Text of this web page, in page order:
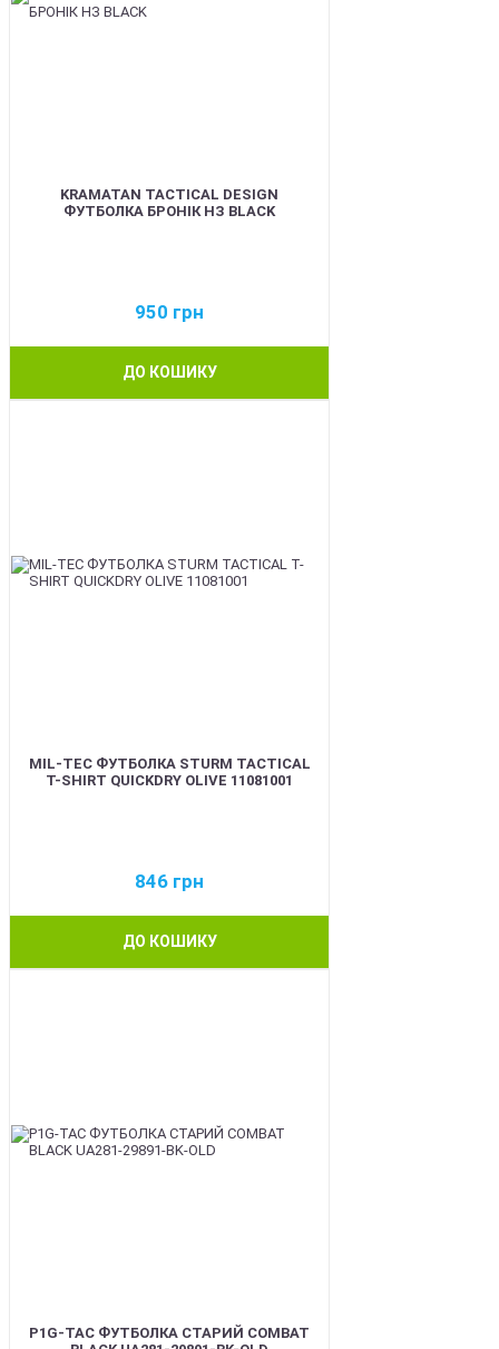
KRAMATAN TACTICAL DESIGN
ФУТБОЛКА БРОНІК НЗ BLACK
950 грн
ДО КОШИКУ
MIL-TEC ФУТБОЛКА STURM TACTICAL
T-SHIRT QUICKDRY OLIVE 11081001
846 грн
ДО КОШИКУ
P1G-TAC ФУТБОЛКА СТАРИЙ COMBAT